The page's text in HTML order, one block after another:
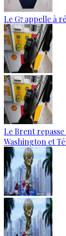
Le G7 appelle à
Le Brent
Washington et